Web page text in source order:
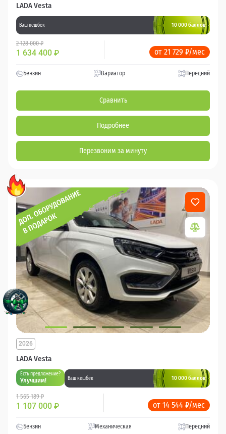
LADA Vesta
Ваш кешбек 10 000 баллов
2 128 000 ₽
1 634 400 ₽ от 21 729 ₽/мес
Бензин Вариатор Передний
Сравнить
Подробнее
Перезвоним за минуту
LADA Vesta
2026
Есть предложение?
Улучшим! Ваш кешбек 10 000 баллов
1 565 189 ₽
1 107 000 ₽ от 14 544 ₽/мес
Бензин Механическая Передний